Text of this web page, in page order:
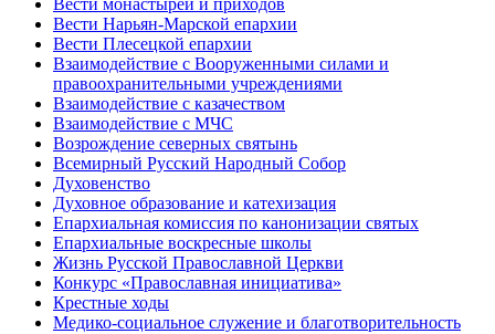
Вести Нарьян-Марской епархии
Вести Плесецкой епархии
Взаимодействие с Вооруженными силами и
правоохранительными учреждениями
Взаимодействие с казачеством
Взаимодействие с МЧС
Возрождение северных святынь
Всемирный Русский Народный Собор
Духовенство
Духовное образование и катехизация
Епархиальная комиссия по канонизации святых
Епархиальные воскресные школы
Жизнь Русской Православной Церкви
Конкурс «Православная инициатива»
Крестные ходы
Медико-социальное служение и благотворительность